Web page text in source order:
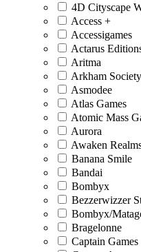
4D Cityscape
Access +
Accessigames
Actarus
Aritma
Arkham Society
Asmodee
Atlas Games
Atomic Mass
Aurora
Awaken
Banana Smile
Bandai
Bombyx
Bezzerwizzer
Bombyx/
Bragelonne
Captain Games